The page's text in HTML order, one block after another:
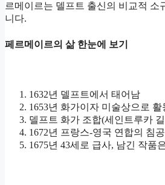
르메이르는 델프트 출신의 비교적
니다.
페르메이르의 삶 한눈에 보기
1632년 델프트에서 태어남
1653년 화가이자 미술상으로
델프트 화가 조합(세인트루카
1672년 프랑스-영국 연합의 침
1675년 43세로 급사, 남긴 작품